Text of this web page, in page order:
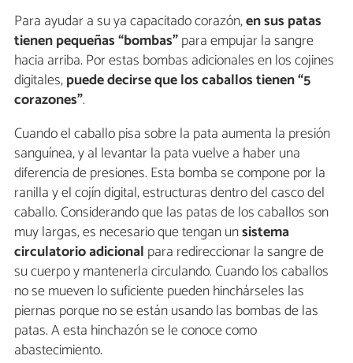
Para ayudar a su ya capacitado corazón,en sus patas
tienen pequeñas “bombas”para empujar la sangre
hacia arriba. Por estas bombas adicionales en los cojines
digitales,puede decirse que los caballos tienen “5
corazones”.
Cuando el caballo pisa sobre la pata aumenta la presión
sanguínea, y al levantar la pata vuelve a haber una
diferencia de presiones. Esta bomba se compone por la
ranilla y el cojín digital, estructuras dentro del casco del
caballo. Considerando que las patas de los caballos son
muy largas, es necesario que tengan unsistema
circulatorio adicional para redireccionar la sangre de
su cuerpo y mantenerla circulando. Cuando los caballos
no se mueven lo suficiente pueden hinchárseles las
piernas porque no se están usando las bombas de las
patas. A esta hinchazón se le conoce como
abastecimiento.